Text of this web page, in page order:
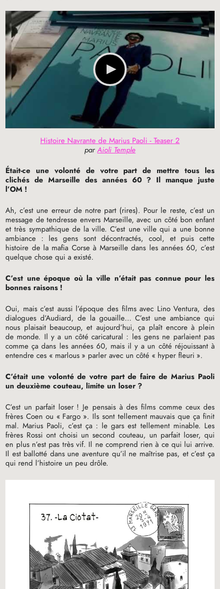
Histoire Navrante de Marius Paoli - Teaser 2
parAioli Temple
Était-ce une volonté de votre part de mettre tous les
clichés de Marseille des années 60 ? Il manque juste
l’OM !
Ah, c’est une erreur de notre part (rires). Pour le reste, c’est un
message de tendresse envers Marseille, avec un côté bon enfant
et très sympathique de la ville. C’est une ville qui a une bonne
ambiance : les gens sont décontractés, cool, et puis cette
histoire de la mafia Corse à Marseille dans les années 60, c’est
quelque chose qui a existé.
C’est une époque où la ville n’était pas connue pour les
bonnes raisons !
Oui, mais c’est aussi l’époque des films avec Lino Ventura, des
dialogues d’Audiard, de la gouaille… C’est une ambiance qui
nous plaisait beaucoup, et aujourd’hui, ça plaît encore à plein
de monde. Il y a un côté caricatural : les gens ne parlaient pas
comme ça dans les années 60, mais il y a un côté réjouissant à
entendre ces « marlous » parler avec un côté « hyper fleuri ».
C’était une volonté de votre part de faire de Marius Paoli
un deuxième couteau, limite un loser ?
C’est un parfait loser ! Je pensais à des films comme ceux des
frères Coen ou « Fargo ». Ils sont tellement mauvais que ça finit
mal. Marius Paoli, c’est ça : le gars est tellement minable. Les
frères Rossi ont choisi un second couteau, un parfait loser, qui
en plus n’est pas très vif. Il ne comprend rien à ce qui lui arrive.
Il est ballotté dans une aventure qu’il ne maîtrise pas, et c’est ça
qui rend l’histoire un peu drôle.